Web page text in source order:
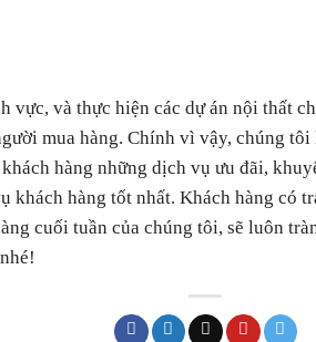
và thực hiện các dự án nội thất
mua hàng. Chính vì vậy, chúng
hàng những dịch vụ ưu đãi,
khách hàng tốt nhất. Khách hàng có
cuối tuần của chúng tôi, sẽ luôn